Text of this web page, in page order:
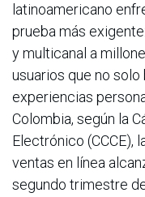
latinoamericano
prueba más
y multicanal a
usuarios que no
experiencias
Colombia, según la
Electrónico (CCCE),
ventas en línea
segundo trimestre